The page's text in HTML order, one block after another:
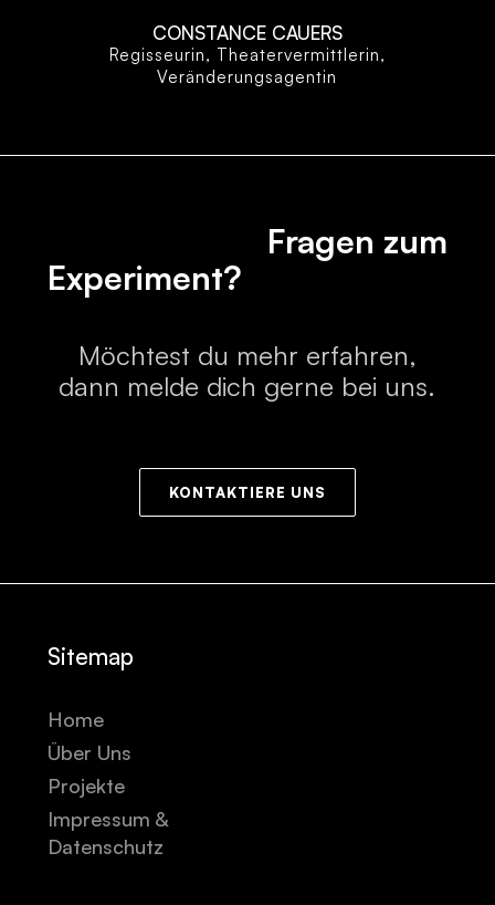
CONSTANCE CAUERS
Regisseurin, Theatervermittlerin,
Veränderungsagentin
Fragen zum
Experiment?
Möchtest du mehr erfahren,
dann melde dich gerne bei uns.
KONTAKTIERE UNS
Sitemap
Home
Über Uns
Projekte
Impressum &
Datenschutz